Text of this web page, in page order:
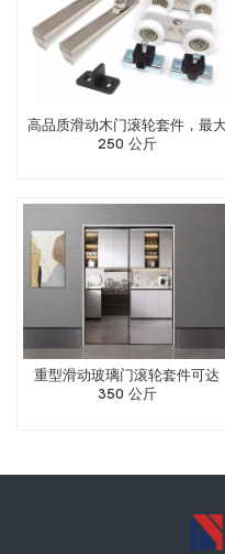
高品质滑动木门滚轮套件，最
250 公斤
重型滑动玻璃门滚轮套件可达
350 公斤